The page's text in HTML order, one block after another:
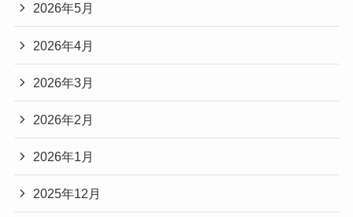
2026年5月
2026年4月
2026年3月
2026年2月
2026年1月
2025年12月